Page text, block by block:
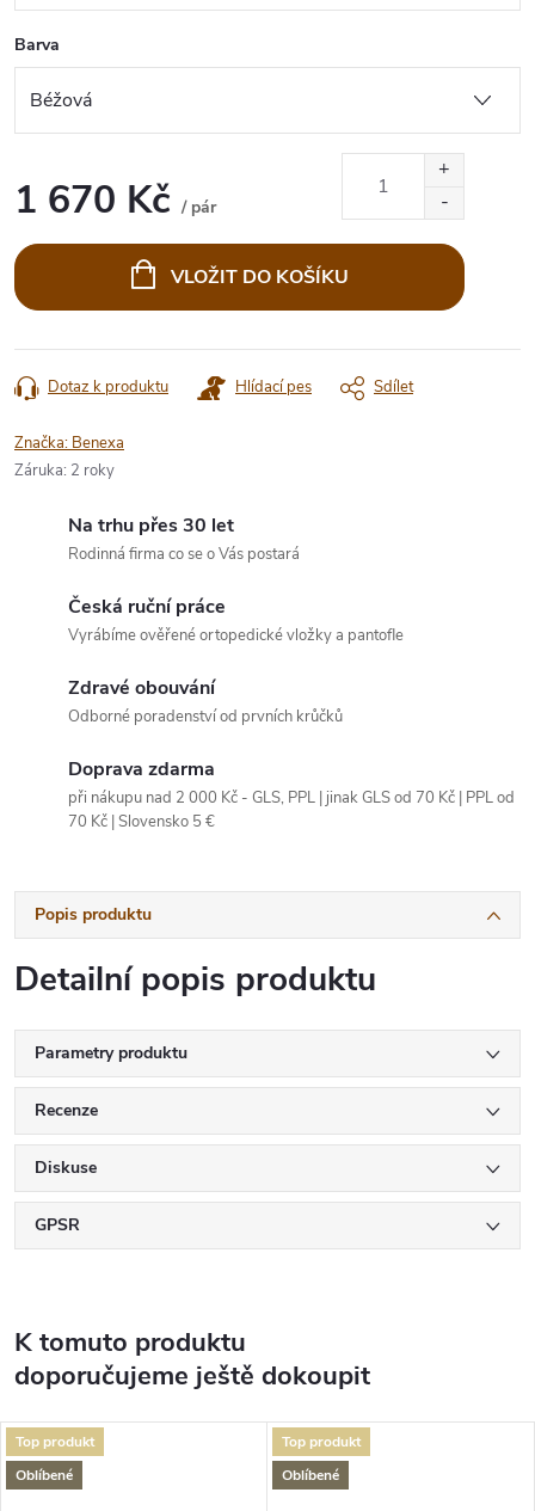
Barva
1 670 Kč / pár
cena:
VLOŽIT DO KOŠÍKU
Dotaz k produktu Hlídací pes Sdílet
Značka: Benexa
Záruka: 2 roky
Na trhu přes 30 let
Rodinná firma co se o Vás postará
Česká ruční práce
Vyrábíme ověřené ortopedické vložky a pantofle
Zdravé obouvání
Odborné poradenství od prvních krůčků
Doprava zdarma
při nákupu nad 2 000 Kč - GLS, PPL | jinak GLS od 70 Kč | PPL od
70 Kč | Slovensko 5 €
Popis produktu
Detailní popis produktu
Parametry produktu
Recenze
Diskuse
GPSR
K tomuto produktu
doporučujeme ještě dokoupit
Top produkt
Oblíbené
Top produkt
Oblíbené